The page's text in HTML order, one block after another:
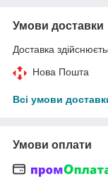
Умови доставки
Доставка
Нова Пошта
Всі умови
Умови оплати